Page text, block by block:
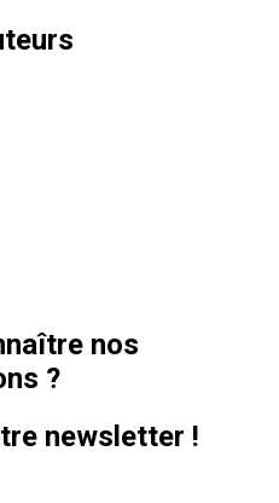
nos
?
newsletter !